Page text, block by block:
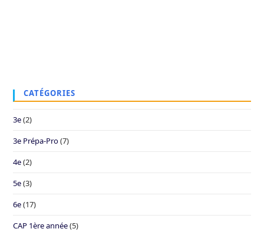
CATÉGORIES
3e(2)
3e Prépa-Pro(7)
4e(2)
5e(3)
6e(17)
CAP 1ère année(5)